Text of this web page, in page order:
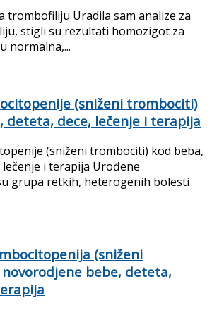
trombofiliju Uradila sam analize za
stigli su rezultati homozigot za
normalna,...
(sniženi trombociti)
deteta, dece, lečenje i terapija
(sniženi trombociti) kod beba,
lečenje i terapija Urođene
grupa retkih, heterogenih bolesti
(sniženi
bebe, deteta,